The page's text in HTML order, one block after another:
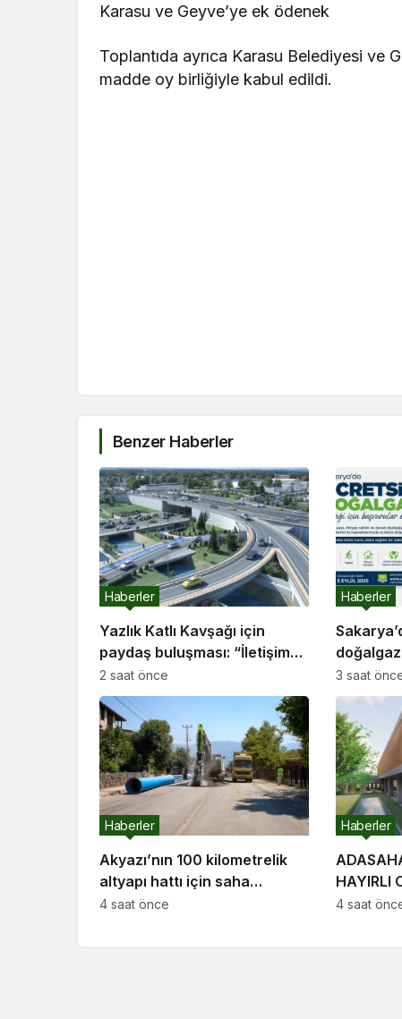
Karasu ve Geyve’ye ek ödenek
Toplantıda ayrıca Karasu Belediyesi ve
madde oy birliğiyle kabul edildi.
Benzer Haberler
Yazlık Katlı Kavşağı için
paydaş buluşması: “İletişim
kanallarımız hep açık olacak”
Haberler
2 saat önce
Haberler
3 saat
Akyazı’nın 100 kilometrelik
altyapı hattı için saha
çalışmaları başladı
Haberler
4 saat önce
HAYIRLI
Meclisi
Haberler
4 saat